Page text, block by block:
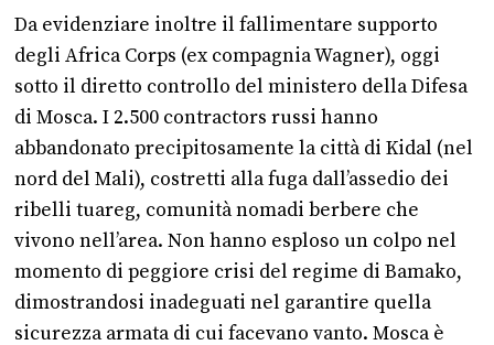
Da evidenziare inoltre il fallimentare supporto
degli Africa Corps (ex compagnia Wagner), oggi
sotto il diretto controllo del ministero della Difesa
di Mosca. I 2.500 contractors russi hanno
abbandonato precipitosamente la città di Kidal (nel
nord del Mali), costretti alla fuga dall’assedio dei
ribelli tuareg, comunità nomadi berbere che
vivono nell’area. Non hanno esploso un colpo nel
momento di peggiore crisi del regime di Bamako,
dimostrandosi inadeguati nel garantire quella
sicurezza armata di cui facevano vanto. Mosca è